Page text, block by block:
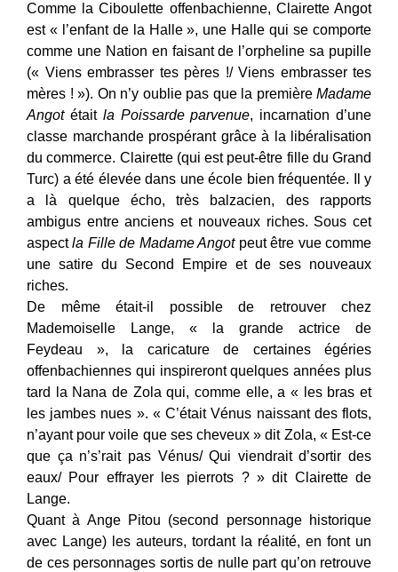
Comme la Ciboulette offenbachienne, Clairette Angot
est « l’enfant de la Halle », une Halle qui se comporte
comme une Nation en faisant de l’orpheline sa pupille
(« Viens embrasser tes pères !/ Viens embrasser tes
mères ! »). On n’y oublie pas que la première Madame
Angotétait la Poissarde parvenue, incarnation d’une
classe marchande prospérant grâce à la libéralisation
du commerce. Clairette (qui est peut-être fille du Grand
Turc) a été élevée dans une école bien fréquentée. Il y
a là quelque écho, très balzacien, des rapports
ambigus entre anciens et nouveaux riches. Sous cet
aspectla Fille de Madame Angot peut être vue comme
une satire du Second Empire et de ses nouveaux
riches.
De même était-il possible de retrouver chez
Mademoiselle Lange, « la grande actrice de
Feydeau », la caricature de certaines égéries
offenbachiennes qui inspireront quelques années plus
tard la Nana de Zola qui, comme elle, a « les bras et
les jambes nues ». « C’était Vénus naissant des flots,
n’ayant pour voile que ses cheveux » dit Zola, « Est-ce
que ça n’s’rait pas Vénus/ Qui viendrait d’sortir des
eaux/ Pour effrayer les pierrots ? » dit Clairette de
Lange.
Quant à Ange Pitou (second personnage historique
avec Lange) les auteurs, tordant la réalité, en font un
de ces personnages sortis de nulle part qu’on retrouve